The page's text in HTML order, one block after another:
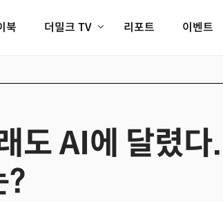
북 더밀크 TV
크리스의 뉴욕 시그널
리포트 이벤트
도 AI에 달렸다
?